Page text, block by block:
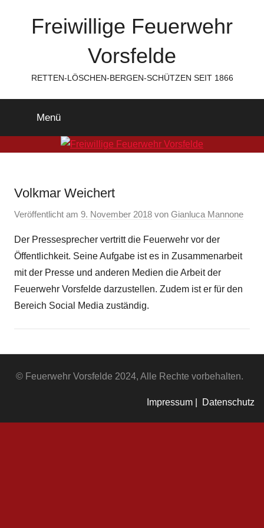
Freiwillige Feuerwehr
Vorsfelde
RETTEN-LÖSCHEN-BERGEN-SCHÜTZEN SEIT 1866
Menü
Volkmar Weichert
Veröffentlicht am 9. November 2018 von Gianluca Mannone
Der Pressesprecher vertritt die Feuerwehr vor der
Öffentlichkeit. Seine Aufgabe ist es in Zusammenarbeit
mit der Presse und anderen Medien die Arbeit der
Feuerwehr Vorsfelde darzustellen. Zudem ist er für den
Bereich Social Media zuständig.
© Feuerwehr Vorsfelde 2024, Alle Rechte vorbehalten.
Datenschutz
Impressum |